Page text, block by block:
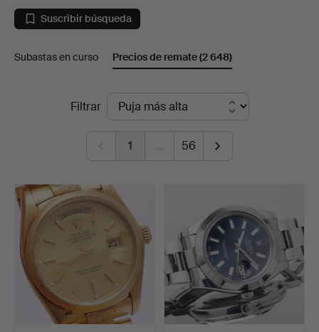
Auktionshuset
Thelin
Johansson
Suscribir búsqueda
Subastas en curso Precios de remate(2 648)
Filtrar
1 … 56